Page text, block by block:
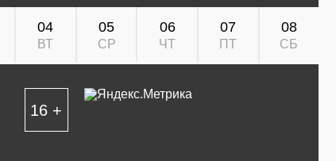
04
ВТ
05
СР
06
ЧТ
07
ПТ
08
СБ
16 +